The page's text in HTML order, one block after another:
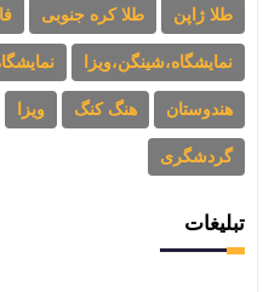
طلا ژاپن طلا کره جنوبی
نمایشگاه،شینگن،ویزا
هندوستان هنگ کنگ ویزا
گردشگری
تبلیغات